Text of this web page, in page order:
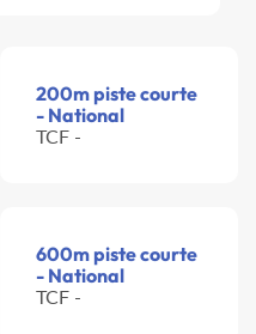
200m piste courte
- National
TCF -
600m piste courte
- National
TCF -